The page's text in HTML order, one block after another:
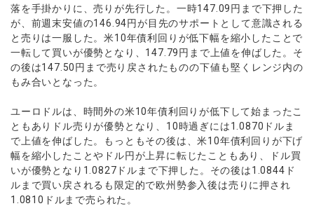
落を手掛かりに、売りが先行した。一時147.09円まで下押した
が、前週末安値の146.94円が目先のサポートとして意識される
と売りは一服した。米10年債利回りが低下幅を縮小したことで
一転して買いが優勢となり、147.79円まで上値を伸ばした。そ
の後は147.50円まで売り戻されたものの下値も堅くレンジ内の
もみ合いとなった。
ユーロドルは、時間外の米10年債利回りが低下して始まったこ
ともありドル売りが優勢となり、10時過ぎには1.0870ドルま
で上値を伸ばした。もっともその後は、米10年債利回りが下げ
幅を縮小したことやドル円が上昇に転じたこともあり、ドル買
いが優勢となり1.0827ドルまで下押した。その後は1.0844ド
ルまで買い戻されるも限定的で欧州勢参入後は売りに押され
1.0810ドルまで売られた。